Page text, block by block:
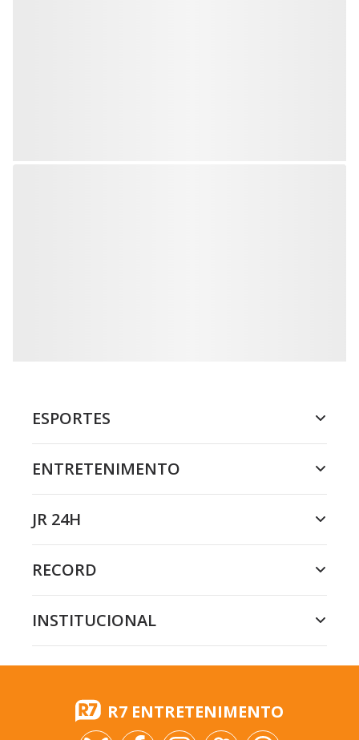
ESPORTES
ENTRETENIMENTO
JR 24H
RECORD
INSTITUCIONAL
R7 ENTRETENIMENTO